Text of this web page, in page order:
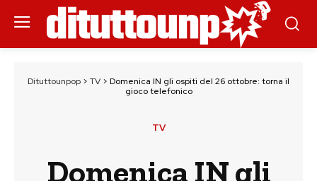
Dituttounpop > TV > Domenica IN gli ospiti del 26 ottobre: torna il
gioco telefonico
TV
Domenica IN gli